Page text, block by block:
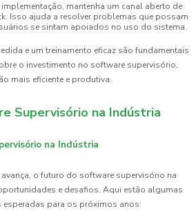
mantenha um canal aberto de
Isso ajuda a resolver problemas que possam
se sintam apoiados no uso do sistema.
e um treinamento eficaz são fundamentais
o investimento no software supervisório,
mais eficiente e produtiva.
Supervisório na Indústria
na Indústria
o futuro do software supervisório na
e desafios. Aqui estão algumas
esperadas para os próximos anos: